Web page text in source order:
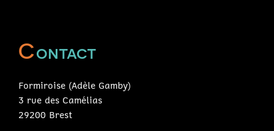
Contact
Formiroise (Adèle Gamby)
3 rue des Camélias
29200 Brest